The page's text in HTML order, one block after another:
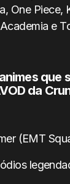
One Piece,
e
que
da
(EMT